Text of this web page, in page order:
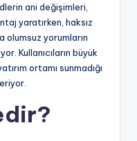
ani değişimleri,
yaratırken, haksız
olumsuz yorumların
Kullanıcıların büyük
ortamı sunmadığı